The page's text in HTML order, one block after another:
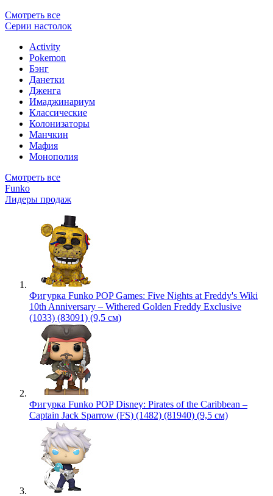
Смотреть все
Серии настолок
Activity
Pokemon
Бэнг
Данетки
Дженга
Имаджинариум
Классические
Колонизаторы
Манчкин
Мафия
Монополия
Смотреть все
Funko
Лидеры продаж
Фигурка Funko POP Games: Five Nights at Freddy's Wiki
10th Anniversary – Withered Golden Freddy Exclusive
(1033) (83091) (9,5 см)
Фигурка Funko POP Disney: Pirates of the Caribbean –
Captain Jack Sparrow (FS) (1482) (81940) (9,5 см)